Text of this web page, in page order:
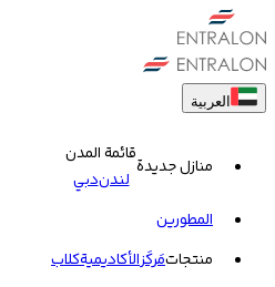
العربية
منازل جديدة
قائمة المدن
لندندبي
المطورين
منتجاتمَركَزالأكاديميةکلاب